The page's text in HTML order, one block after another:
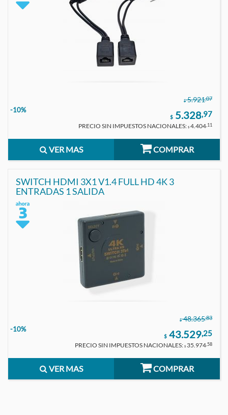
$ 5.921,07
-10%
$ 5.328,97
PRECIO SIN IMPUESTOS NACIONALES: $ 4.404,11
VER MAS COMPRAR
SWITCH HDMI 3X1 V1.4 FULL HD 4K 3
ENTRADAS 1 SALIDA
$ 48.365,83
-10%
$ 43.529,25
PRECIO SIN IMPUESTOS NACIONALES: $ 35.974,58
VER MAS COMPRAR